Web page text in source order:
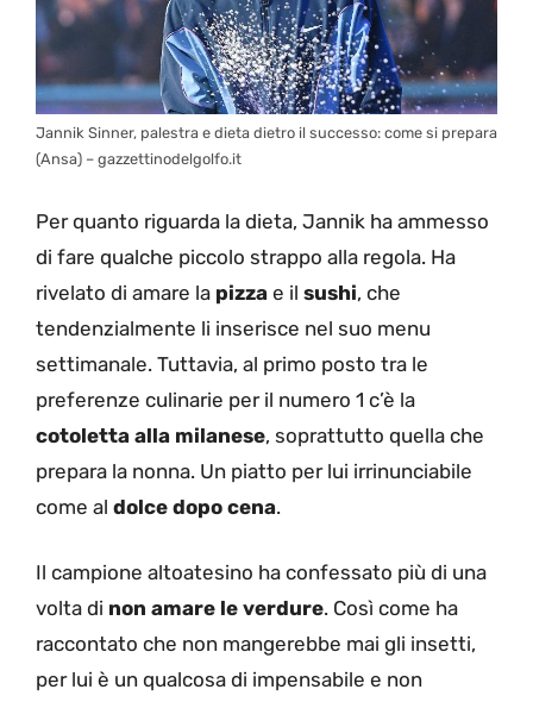
Jannik Sinner, palestra e dieta dietro il successo: come si prepara
(Ansa) – gazzettinodelgolfo.it
Per quanto riguarda la dieta, Jannik ha ammesso
di fare qualche piccolo strappo alla regola. Ha
rivelato di amare la pizza e il sushi, che
tendenzialmente li inserisce nel suo menu
settimanale. Tuttavia, al primo posto tra le
preferenze culinarie per il numero 1 c’è la
cotoletta alla milanese, soprattutto quella che
prepara la nonna. Un piatto per lui irrinunciabile
come al dolce dopo cena.
Il campione altoatesino ha confessato più di una
volta di non amare le verdure. Così come ha
raccontato che non mangerebbe mai gli insetti,
per lui è un qualcosa di impensabile e non